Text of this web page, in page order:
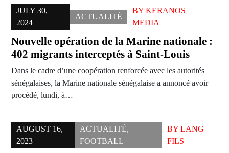
JULY 30,
2024
ACTUALITÉ
BY KERANOS
MEDIA
Nouvelle opération de la Marine nationale :
402 migrants interceptés à Saint-Louis
Dans le cadre d’une coopération renforcée avec les autorités
sénégalaises, la Marine nationale sénégalaise a annoncé avoir
procédé, lundi, à…
AUGUST 16,
2023
ACTUALITÉ,
FOOTBALL
BYLANG
FILS